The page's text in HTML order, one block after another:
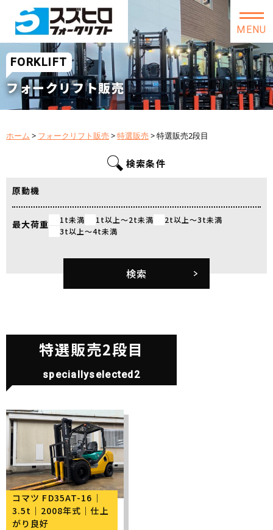
MENU
FORKLIFT
フォークリフト販売
ホーム > フォークリフト販売 >特選販売 >特選販売2段目
検索条件
原動機
最大荷重 1t未満 1t以上～2t未満
2t以上～3t未満
3t以上～4t未満
特選販売2段目
speciallyselected2
コマツ FD35AT-16｜
3.5t｜2008年式｜仕上
がり良好